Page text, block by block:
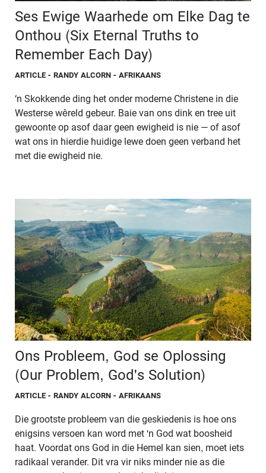
Ses Ewige Waarhede om Elke Dag te
Onthou (Six Eternal Truths to
Remember Each Day)
ARTICLE - RANDY ALCORN - AFRIKAANS
‘n Skokkende ding het onder moderne Christene in die
Westerse wêreld gebeur. Baie van ons dink en tree uit
gewoonte op asof daar geen ewigheid is nie — of asof
wat ons in hierdie huidige lewe doen geen verband het
met die ewigheid nie.
Ons Probleem, God se Oplossing
(Our Problem, God's Solution)
ARTICLE - RANDY ALCORN - AFRIKAANS
Die grootste probleem van die geskiedenis is hoe ons
enigsins versoen kan word met 'n God wat boosheid
haat. Voordat ons God in die Hemel kan sien, moet iets
radikaal verander. Dit vra vir niks minder nie as die